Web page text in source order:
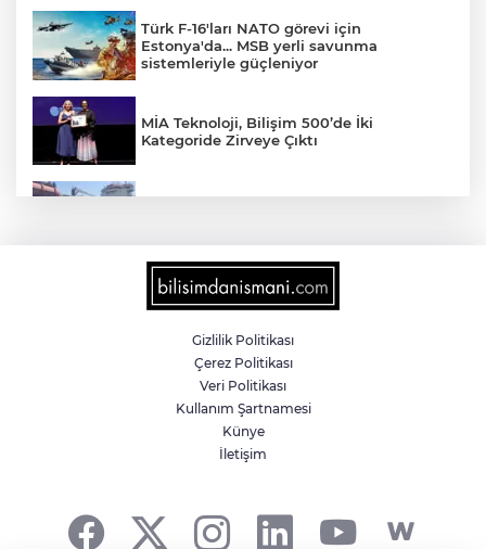
Türk F-16'ları NATO görevi için
Estonya'da... MSB yerli savunma
sistemleriyle güçleniyor
MİA Teknoloji, Bilişim 500’de İki
Kategoride Zirveye Çıktı
6 milyon emekliyi ilgilendiriyor... Emekli
aylığı fark ödemeleri 7 Ağustos'ta
Teröristler teslim olmaya devam ediyor...
Hudutlarda 490 kişi yakalandı
İletişim'den 'Terörsüz Türkiye' hedefli
Gizlilik Politikası
Çerez Politikası
Veri Politikası
Kullanım Şartnamesi
Künye
İletişim